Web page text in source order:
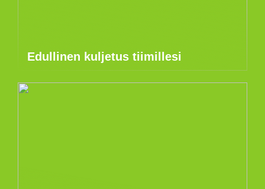
Edullinen kuljetus tiimillesi